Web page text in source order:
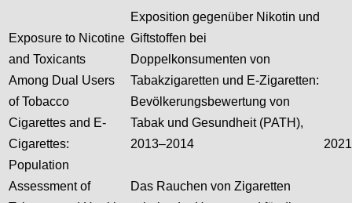
Exposure to Nicotine
and Toxicants
Among Dual Users
of Tobacco
Cigarettes and E-
Cigarettes:
Population
Assessment of
Exposition gegenüber Nikotin und
Giftstoffen bei
Doppelkonsumenten von
Tabakzigaretten und E-Zigaretten:
Bevölkerungsbewertung von
Tabak und Gesundheit (PATH),
2013–2014
Das Rauchen von Zigaretten
2021